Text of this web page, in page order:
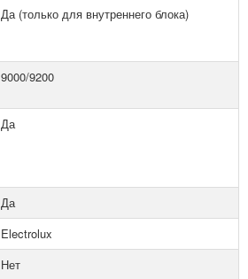
Да (только для внутреннего блока)
9000/9200
Да
Да
Electrolux
Нет